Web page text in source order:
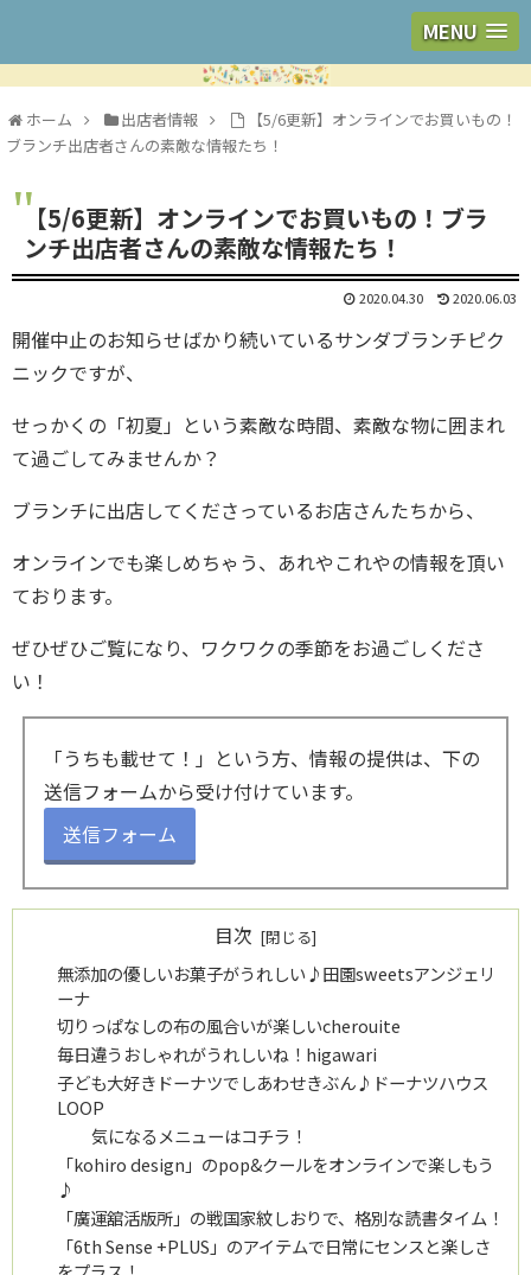
MENU
ホーム 出店者情報
【5/6更新】オンラインでお買いもの！
ブランチ出店者さんの素敵な情報たち！
【5/6更新】オンラインでお買いもの！ブラ
ンチ出店者さんの素敵な情報たち！
2020.04.30 2020.06.03
開催中止のお知らせばかり続いているサンダブランチピク
ニックですが、
せっかくの「初夏」という素敵な時間、素敵な物に囲まれ
て過ごしてみませんか？
ブランチに出店してくださっているお店さんたちから、
オンラインでも楽しめちゃう、あれやこれやの情報を頂い
ております。
ぜひぜひご覧になり、ワクワクの季節をお過ごしくださ
い！
「うちも載せて！」という方、情報の提供は、下の
送信フォームから受け付けています。
送信フォーム
目次
無添加の優しいお菓子がうれしい♪田園sweetsアンジェリ
ーナ
切りっぱなしの布の風合いが楽しいcherouite
毎日違うおしゃれがうれしいね！higawari
子ども大好きドーナツでしあわせきぶん♪ドーナツハウス
LOOP
気になるメニューはコチラ！
「kohiro design」のpop&クールをオンラインで楽しもう
♪
「廣運舘活版所」の戦国家紋しおりで、格別な読書タイム！
「6th Sense +PLUS」のアイテムで日常にセンスと楽しさ